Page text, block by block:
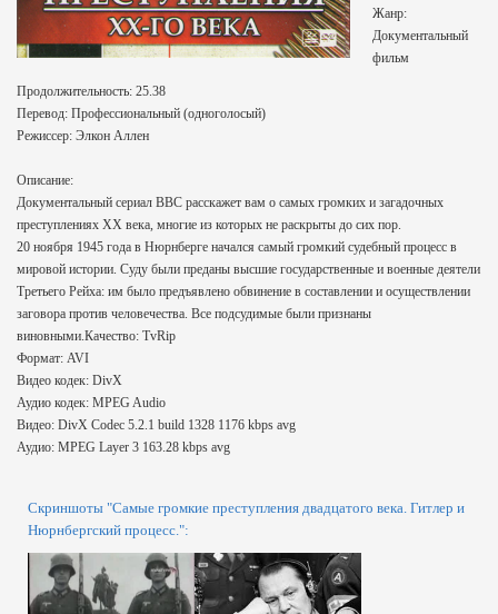
Жанр:
Документальный
фильм
Продолжительность: 25.38
Перевод: Профессиональный (одноголосый)
Режиссер: Элкон Аллен
Описание:
Документальный сериал BBC расскажет вам о самых громких и загадочных
преступлениях ХХ века, многие из которых не раскрыты до сих пор.
20 ноября 1945 года в Нюрнберге начался самый громкий судебный процесс в
мировой истории. Суду были преданы высшие государственные и военные деятели
Третьего Рейха: им было предъявлено обвинение в составлении и осуществлении
заговора против человечества. Все подсудимые были признаны
виновными.Качество: TvRip
Формат: AVI
Видео кодек: DivX
Аудио кодек: MPEG Audio
Видео: DivX Codec 5.2.1 build 1328 1176 kbps avg
Аудио: MPEG Layer 3 163.28 kbps avg
Скриншоты "Самые громкие преступления двадцатого века. Гитлер и
Нюрнбергский процесс.":